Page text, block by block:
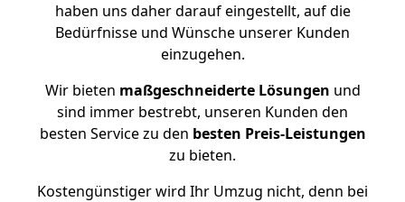
haben uns daher darauf eingestellt, auf die
Bedürfnisse und Wünsche unserer Kunden
einzugehen.
Wir bieten maßgeschneiderte Lösungen und
sind immer bestrebt, unseren Kunden den
besten Service zu den besten Preis-Leistungen
zu bieten.
Kostengünstiger wird Ihr Umzug nicht, denn bei